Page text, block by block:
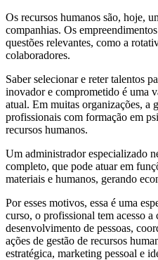
Os recursos humanos são, hoje,
companhias. Os
questões relevantes, como a
colaboradores.
Saber selecionar e reter talentos
inovador e comprometido é uma
atual. Em muitas organizações, a
profissionais com formação em
recursos humanos.
Um administrador especializado
completo, que pode atuar em
materiais e humanos, gerando
Por esses motivos, essa é uma
curso, o profissional tem acesso a
desenvolvimento de pessoas,
ações de gestão de recursos
estratégica, marketing pessoal e